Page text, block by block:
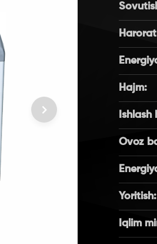
Hajm:
Ovoz
Yoritish:
Iqlim